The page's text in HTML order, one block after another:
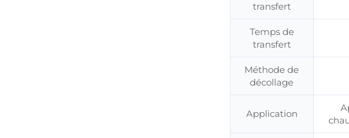
transfert
Temps de
transfert
Méthode de
décollage
Application